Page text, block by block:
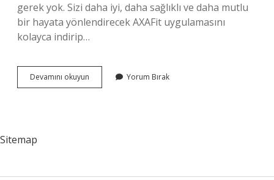
gerek yok. Sizi daha iyi, daha sağlıklı ve daha mutlu
bir hayata yönlendirecek AXAFit uygulamasını
kolayca indirip…
Devamını okuyun
Sigorta
Yorum Bırak
Sitemap